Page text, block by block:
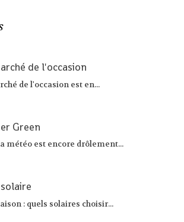
de l'occasion
de l'occasion est en...
Green
météo est encore drôlement...
: quels solaires choisir...